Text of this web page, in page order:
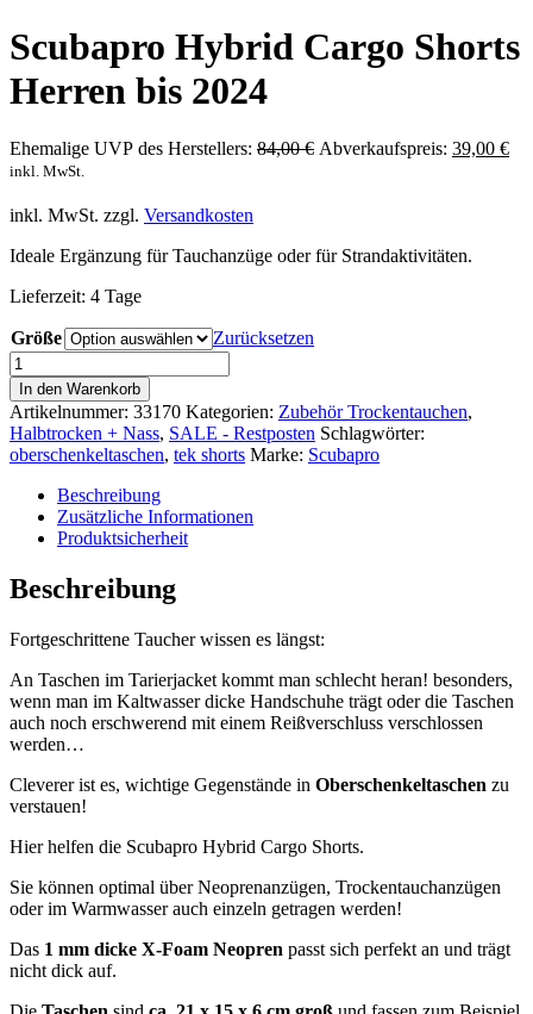
Scubapro Hybrid Cargo Shorts
Herren bis 2024
Ehemalige UVP des Herstellers: 84,00€ Ursprünglicher
Abverkaufspreis: 39,00 €
inkl. MwSt.
inkl. MwSt. zzgl. Versandkosten
Ideale Ergänzung für Tauchanzüge oder für Strandaktivitäten.
Lieferzeit: 4 Tage
Größe
Zurücksetzen
Scubapro
Hybrid
Cargo
Shorts
Herren
bis
2024
Menge
In den Warenkorb
Artikelnummer: 33170 Kategorien: Zubehör Trockentauchen,
Halbtrocken + Nass, SALE - Restposten Schlagwörter:
oberschenkeltaschen, tek shorts Marke: Scubapro
Beschreibung
Zusätzliche Informationen
Produktsicherheit
Beschreibung
Fortgeschrittene Taucher wissen es längst:
An Taschen im Tarierjacket kommt man schlecht heran! besonders,
wenn man im Kaltwasser dicke Handschuhe trägt oder die Taschen
auch noch erschwerend mit einem Reißverschluss verschlossen
werden…
Cleverer ist es, wichtige Gegenstände in Oberschenkeltaschen zu
verstauen!
Hier helfen die Scubapro Hybrid Cargo Shorts.
Sie können optimal über Neoprenanzügen, Trockentauchanzügen
oder im Warmwasser auch einzeln getragen werden!
Das 1 mm dicke X-Foam Neopren passt sich perfekt an und trägt
nicht dick auf.